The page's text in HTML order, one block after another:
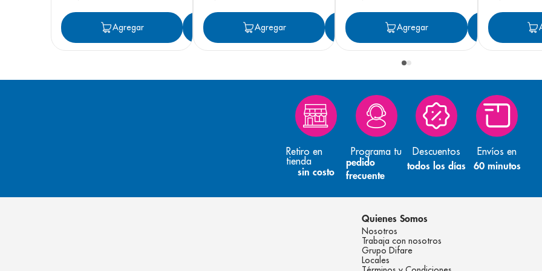
Agregar AgregarAgregar AgregarAgregar
Retiro en
tienda
sin costo
Programa tu
pedido
frecuente
Descuentos
todos los días
Envíos en
60 minutos
Quienes Somos
Nosotros
Trabaja con nosotros
Grupo Difare
Locales